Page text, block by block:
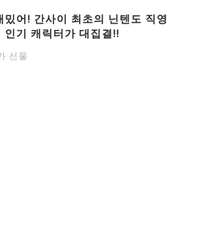
어! 간사이 최초의 닌텐도 직영
기 캐릭터가 대집결!!
선물